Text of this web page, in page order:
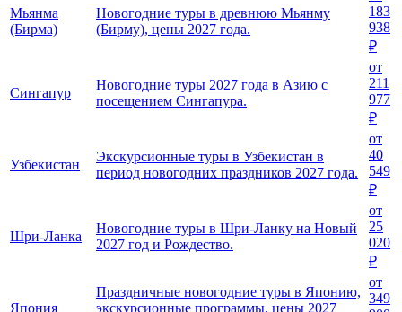
Мьянма
(Бирма)
Новогодние туры в древнюю Мьянму
(Бирму), цены 2027 года.
183
938
₽
Сингапур
Новогодние туры 2027 года в Азию с
посещением Сингапура.
от
211
977
₽
Узбекистан
Экскурсионные туры в Узбекистан в
период новогодних праздников 2027 года.
от
40
549
₽
Шри-Ланка
Новогодние туры в Шри-Ланку на Новый
2027 год и Рождество.
от
25
020
₽
Япония
Праздничные новогодние туры в Японию,
экскурсионные программы, цены 2027
от
349